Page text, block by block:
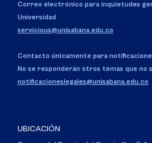
Correo electrónico para inquietudes
Universidad
servicious@unisabana.edu.co
Contacto únicamente para
No se responderán otros temas que no
notificacioneslegales@unisabana.edu.co
UBICACIÓN